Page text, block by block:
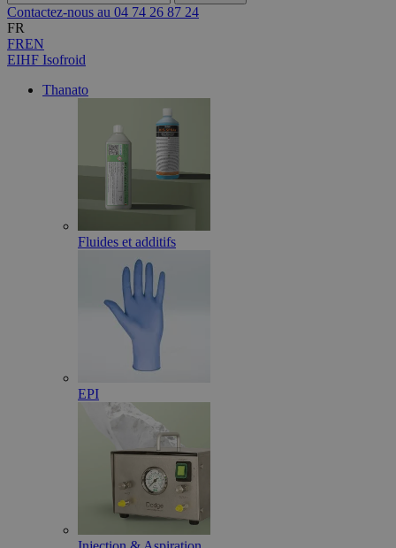
Contactez-nous au 04 74 26 87 24
FR
FREN
EIHF Isofroid
Thanato
Fluides et additifs
EPI